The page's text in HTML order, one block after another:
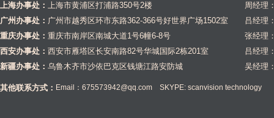
上海办事处： 上海市黄浦区打浦路350号2楼
周经理
广州办事处： 广州市越秀区环市东路362-366号好世界广场1502室
吕经理
重庆办事处： 重庆市南岸区南城大道1号6幢6-8号
张经理
西安办事处： 西安市雁塔区长安南路82号华城国际2栋201室
吕经理
新疆办事处： 乌鲁木齐市沙依巴克区钱塘江路安防城 吴经理
其他联系方式： Email：675573942@qq.com SKYPE: scanvision technology